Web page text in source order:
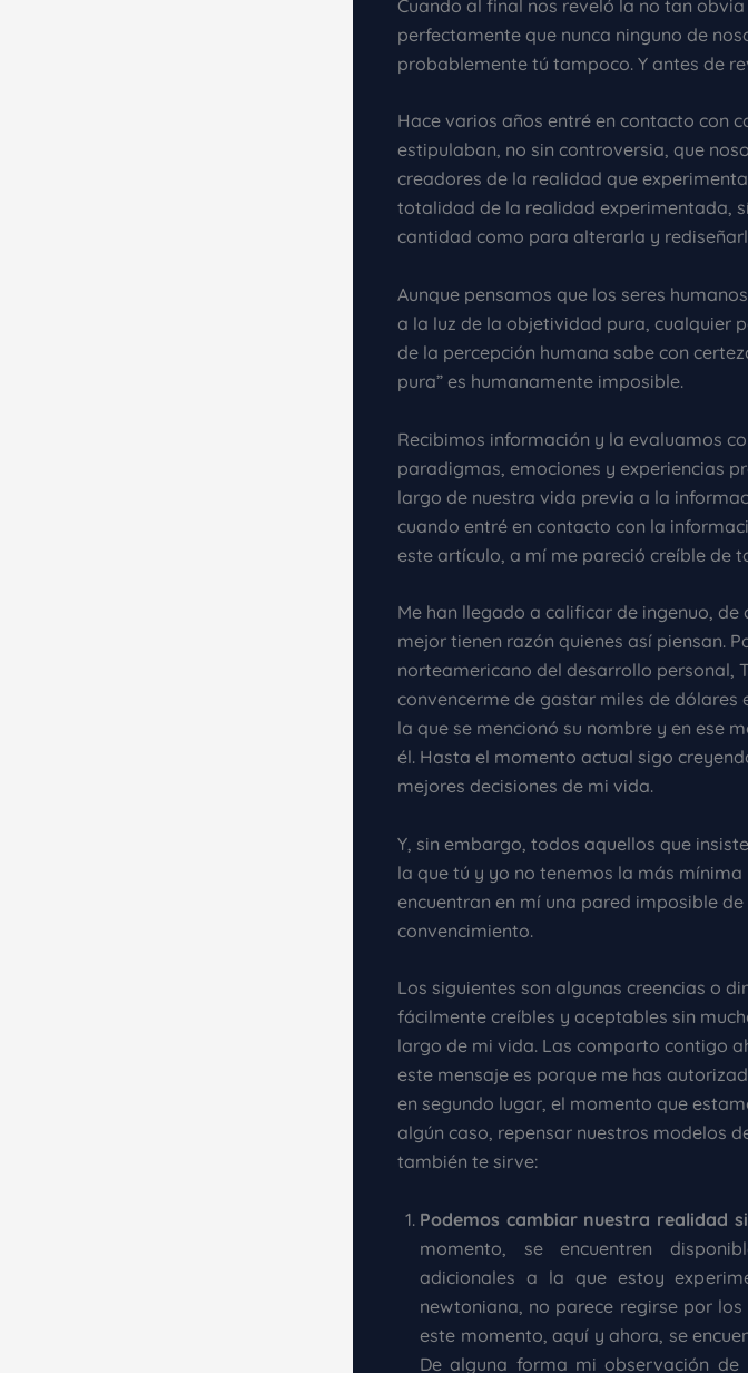
Cuando al final nos reveló la no tan
perfectamente que nunca ninguno de
probablemente tú tampoco. Y antes de
Hace varios años entré en contacto con
estipulaban, no sin controversia, que
creadores de la realidad que
totalidad de la realidad experimentada,
cantidad como para alterarla y
Aunque pensamos que los seres
a la luz de la objetividad pura, cualquier
de la percepción humana sabe con
pura” es humanamente imposible.
Recibimos información y la evaluamos
paradigmas, emociones y experiencias
largo de nuestra vida previa a la
cuando entré en contacto con la
este artículo, a mí me pareció creíble de
Me han llegado a calificar de ingenuo,
mejor tienen razón quienes así piensan.
norteamericano del desarrollo personal,
convencerme de gastar miles de dólares
la que se mencionó su nombre y en ese
él. Hasta el momento actual sigo
mejores decisiones de mi vida.
Y, sin embargo, todos aquellos que
la que tú y yo no tenemos la más
encuentran en mí una pared imposible
convencimiento.
Los siguientes son algunas creencias o
fácilmente creíbles y aceptables sin
largo de mi vida. Las comparto contigo
este mensaje es porque me has
en segundo lugar, el momento que
algún caso, repensar nuestros modelos
también te sirve:
Podemos cambiar nuestra realidad
momento, se encuentren
adicionales a la que estoy
newtoniana, no parece regirse por
este momento, aquí y ahora, se
De alguna forma mi observación de